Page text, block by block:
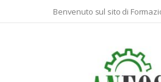
Benvenuto sul sito di